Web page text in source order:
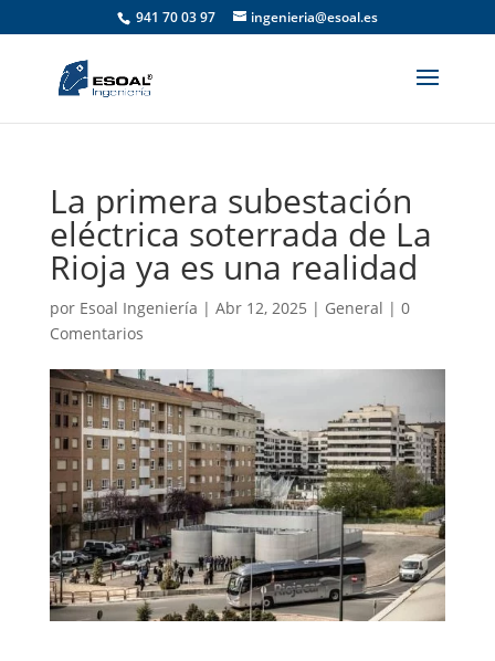
941 70 03 97 ingenieria@esoal.es
La primera subestación
eléctrica soterrada de La
Rioja ya es una realidad
por Esoal Ingeniería | Abr 12, 2025 | General | 0
Comentarios